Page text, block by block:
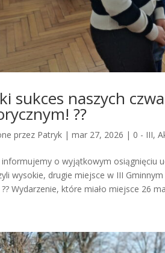
sukces naszych
??
przez Patryk |mar 27, 2026 | 0 - III,
o wyjątkowym osiągnięciu
wysokie, drugie miejsce w III
?? Wydarzenie, które miało miejsce 26